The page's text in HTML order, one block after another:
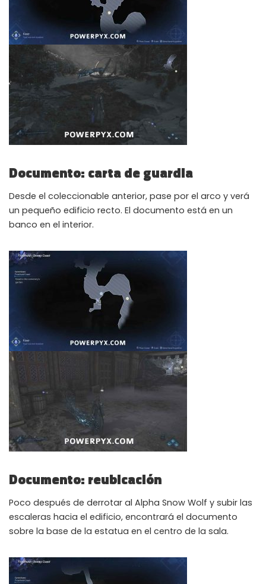
Documento: carta de guardia
Desde el coleccionable anterior, pase por el arco y verá
un pequeño edificio recto. El documento está en un
banco en el interior.
Documento: reubicación
Poco después de derrotar al Alpha Snow Wolf y subir las
escaleras hacia el edificio, encontrará el documento
sobre la base de la estatua en el centro de la sala.